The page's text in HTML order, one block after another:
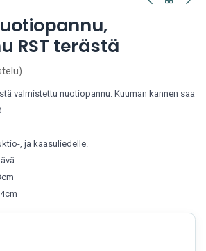
RST terästä
valmistettu nuotiopannu. Kuuman kannen saa
, ja kaasuliedelle.